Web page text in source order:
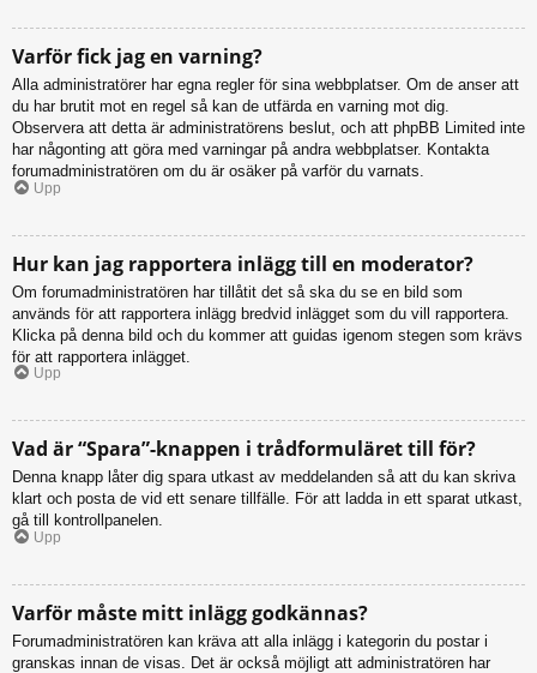
Varför fick jag en varning?
Alla administratörer har egna regler för sina webbplatser. Om de anser att
du har brutit mot en regel så kan de utfärda en varning mot dig.
Observera att detta är administratörens beslut, och att phpBB Limited inte
har någonting att göra med varningar på andra webbplatser. Kontakta
forumadministratören om du är osäker på varför du varnats.
Upp
Hur kan jag rapportera inlägg till en moderator?
Om forumadministratören har tillåtit det så ska du se en bild som
används för att rapportera inlägg bredvid inlägget som du vill rapportera.
Klicka på denna bild och du kommer att guidas igenom stegen som krävs
för att rapportera inlägget.
Upp
Vad är “Spara”-knappen i trådformuläret till för?
Denna knapp låter dig spara utkast av meddelanden så att du kan skriva
klart och posta de vid ett senare tillfälle. För att ladda in ett sparat utkast,
gå till kontrollpanelen.
Upp
Varför måste mitt inlägg godkännas?
Forumadministratören kan kräva att alla inlägg i kategorin du postar i
granskas innan de visas. Det är också möjligt att administratören har